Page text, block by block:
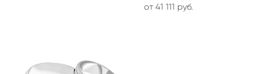
от 41 111 pуб.